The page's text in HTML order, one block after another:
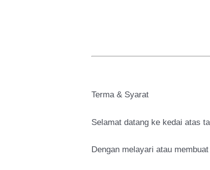
Terma & Syarat
Selamat datang ke kedai atas
Dengan melayari atau